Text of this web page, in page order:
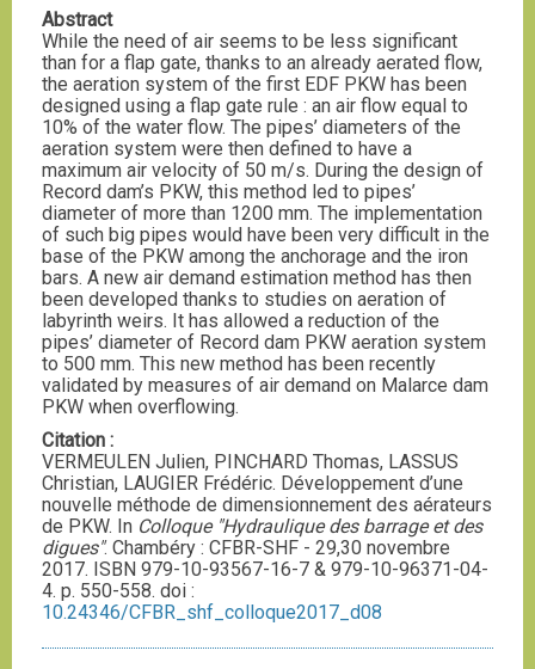
Abstract
While the need of air seems to be less significant
than for a flap gate, thanks to an already aerated flow,
the aeration system of the first EDF PKW has been
designed using a flap gate rule : an air flow equal to
10% of the water flow. The pipes’ diameters of the
aeration system were then defined to have a
maximum air velocity of 50 m/s. During the design of
Record dam’s PKW, this method led to pipes’
diameter of more than 1200 mm. The implementation
of such big pipes would have been very difficult in the
base of the PKW among the anchorage and the iron
bars. A new air demand estimation method has then
been developed thanks to studies on aeration of
labyrinth weirs. It has allowed a reduction of the
pipes’ diameter of Record dam PKW aeration system
to 500 mm. This new method has been recently
validated by measures of air demand on Malarce dam
PKW when overflowing.
Citation :
VERMEULEN Julien, PINCHARD Thomas, LASSUS
Christian, LAUGIER Frédéric. Développement d’une
nouvelle méthode de dimensionnement des aérateurs
de PKW. In Colloque "Hydraulique des barrage et des
digues". Chambéry : CFBR-SHF - 29,30 novembre
2017. ISBN 979-10-93567-16-7 & 979-10-96371-04-
4. p. 550-558. doi :
10.24346/CFBR_shf_colloque2017_d08